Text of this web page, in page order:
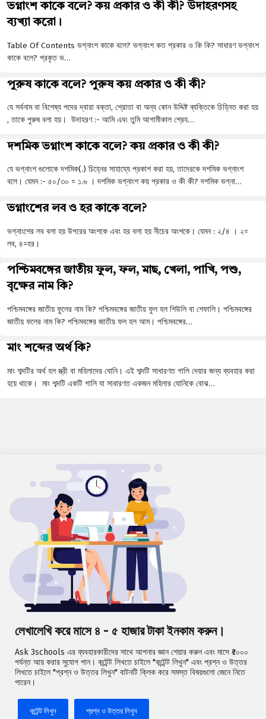
ভগ্নাংশ কাকে বলে? কয় প্রকার ও কী কী? উদাহরণসহ
ব্যখ্যা করো।
Table Of Contents ভগ্নাংশ কাকে বলে? ভগ্নাংশ কত প্রকার ও কি কি? সাধারণ ভগ্নাংশ
কাকে বলে? প্রকৃত ভ…
পুরুষ কাকে বলে? পুরুষ কয় প্রকার ও কী কী?
যে সর্বনাম বা বিশেষ্য পদের দ্বারা বক্তা, শ্রোতা বা অন্য কোন উদ্দিষ্ট ব্যক্তিকে চিহ্নিত করা হয়
, তাকে পুরুষ বলা হয়। উদাহরণ :- আমি এবং তুমি আগামীকাল শ্রেয…
দশমিক ভগ্নাংশ কাকে বলে? কয় প্রকার ও কী কী?
যে ভগ্নাংশ গুলোকে দশমিক(.) চিহ্নের সাহায্যে প্রকাশ করা হয়, তাদেরকে দশমিক ভগ্নাংশ
বলে। যেমন :- ৫০/৩০ = ১.৬ । দশমিক ভগ্নাংশ কয় প্রকার ও কী কী? দশমিক ভগ্না…
ভগ্নাংশের লব ও হর কাকে বলে?
ভগ্নাংশের লব বলা হয় উপরের অংশকে এবং হর বলা হয় নীচের অংশকে। যেমন : ২/৪ । ২=
লব, ৪=হর।
পশ্চিমবঙ্গের জাতীয় ফুল, ফল, মাছ, খেলা, পাখি, পশু,
বৃক্ষের নাম কি?
পশ্চিমবঙ্গের জাতীয় ফুলের নাম কি? পশ্চিমবঙ্গের জাতীয় ফুল হল শিউলি বা শেফালি। পশ্চিমবঙ্গের
জাতীয় ফলের নাম কি? পশ্চিমবঙ্গের জাতীয় ফল হল আম। পশ্চিমবঙ্গের…
মাং শব্দের অর্থ কি?
মাং শব্দটির অর্থ হল স্ত্রী বা মহিলাদের যোনি। এই শব্দটি সাধারণত গালি দেয়ার জন্য ব্যবহার করা
হয়ে থাকে। মাং শব্দটি একটি গালি যা সাধারণত একজন মহিলার যোনিকে বোঝ…
লেখালেখি করে মাসে ৪ - ৫ হাজার টাকা ইনকাম করুন।
Ask 3schools এর ব্যবহারকারীদের সাথে আপনার জ্ঞান শেয়ার করুন এবং মাসে ₹৫০০০
পর্যন্ত আয় করার সুযোগ পান। কন্টেন্ট লিখতে চাইলে "কন্টেন্ট লিখুন" এবং প্রশ্ন ও উত্তর
লিখতে চাইলে "প্রশ্ন ও উত্তর লিখুন" বাটনটি ক্লিক করে সমস্ত বিষয়গুলো জেনে নিতে
পারেন।
কন্টেন্ট লিখুন প্রশ্ন ও উত্তর লিখুন